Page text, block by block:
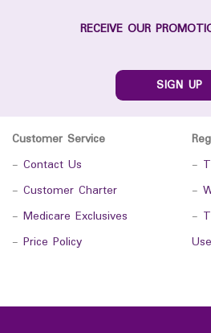
RECEIVE OUR
SIGN UP
Customer Service
- Contact Us
- Customer Charter
- Medicare Exclusives
- Price Policy
-
-
-
Use